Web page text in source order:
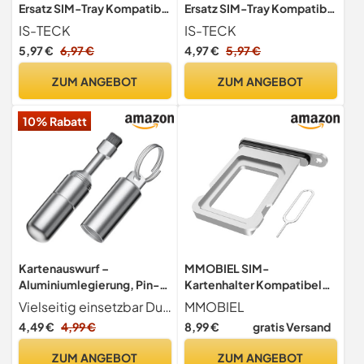
Ersatz SIM-Tray Kompatibel
mit iPhone 13 inklusive SIM-
Nadel SIM-
Kartensteckplatz (Rose)
IS-TECK
5,97 € 6,97 €
ZUM ANGEBOT
Ersatz SIM-Tray Kompatibel
mit iPhone 11 inklusive SIM-
Nadel SIM-
Kartensteckplatz (Product
IS-TECK
4,97 € 5,97 €
ZUM ANGEBOT
10% Rabatt
Kartenauswurf –
Aluminiumlegierung, Pin-
Schlüsselanhänger,
Leichtes Material | ,
Multifunktionsfach-
Vielseitig einsetzbar Durch die kompakte Integration von Kartenauswurf- und Reinigungsfunktionen minimiert dieses Kartenentfernungswerkzeug unnötiges Zubehör und erweist sich als ideal für die effiziente Gerätepflege auf Reisen oder bei täglichen Betriebsaufgaben
4,49 € 4,99 €
ZUM ANGEBOT
MMOBIEL SIM-
Kartenhalter Kompatibel
mit iPhone 17 Pro / 17 Pro
Max - SIM-Tray - SIM-
Kartensteckplatz - SIM-
MMOBIEL
8,99 € gratis Versand
ZUM ANGEBOT